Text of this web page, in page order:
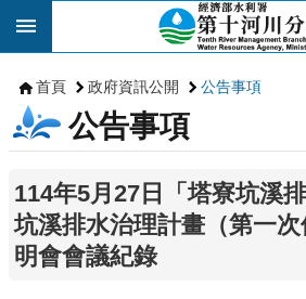
跳到主要內容區塊
首頁 政府資訊公開 公告事項
公告事項
114年5月27日「塔寮坑溪
坑溪排水治理計畫（第一
明會會議紀錄